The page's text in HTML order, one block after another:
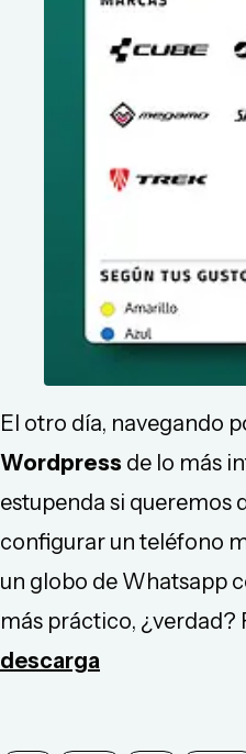
El otro día, navegando
Wordpress de lo más
estupenda si queremos
configurar un teléfono
un globo de Whatsapp
más práctico, ¿verdad?
descarga